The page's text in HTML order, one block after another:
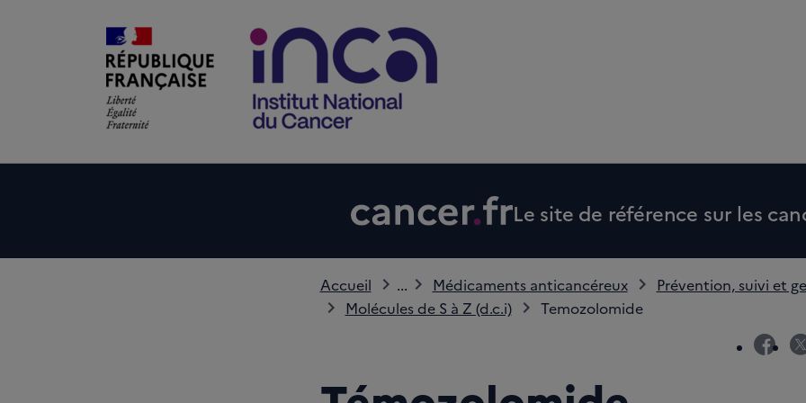
Le site de référence sur les
Accueil ... Médicaments anticancéreux
Prévention, suivi et
Molécules de S à Z (d.c.i)
Temozolomide